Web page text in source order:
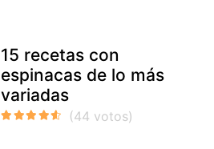
15 recetas con
espinacas de lo más
variadas